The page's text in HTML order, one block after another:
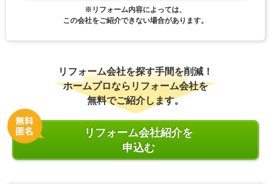
※リフォーム内容によっては、
この会社をご紹介できない場合があります。
リフォーム会社を探す手間を削減！
ホームプロならリフォーム会社を
無料でご紹介します。
リフォーム会社紹介を
申込む